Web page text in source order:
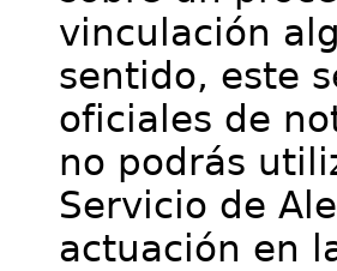
vinculación
sentido, este
oficiales de
no podrás
Servicio de
actuación en